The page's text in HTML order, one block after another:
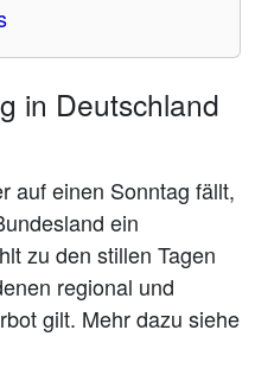
in Deutschland
auf einen Sonntag fällt,
ein
zu den stillen Tagen
regional und
gilt. Mehr dazu siehe